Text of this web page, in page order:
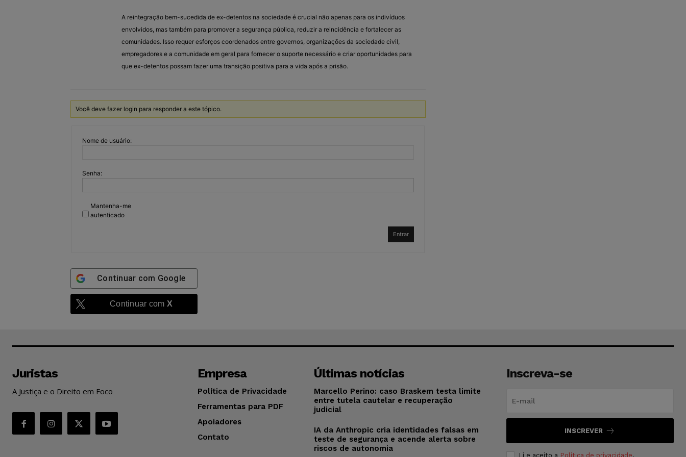
A reintegração bem-sucedida de ex-detentos na sociedade é crucial não apenas para os indivíduos
envolvidos, mas também para promover a segurança pública, reduzir a reincidência e fortalecer as
comunidades. Isso requer esforços coordenados entre governos, organizações da sociedade civil,
empregadores e a comunidade em geral para fornecer o suporte necessário e criar oportunidades para
que ex-detentos possam fazer uma transição positiva para a vida após a prisão.
Você deve fazer login para responder a este tópico.
Nome de usuário:
Senha:
Mantenha-me
autenticado
Entrar
Continuar com Google
Continuar com X
Juristas
A Justiça e o Direito em Foco
Empresa
Política de Privacidade
Ferramentas para PDF
Apoiadores
Contato
Últimas notícias
Marcello Perino: caso Braskem testa limite
entre tutela cautelar e recuperação
judicial
IA da Anthropic cria identidades falsas em
teste de segurança e acende alerta sobre
riscos de autonomia
Inscreva-se
INSCREVER
Li e aceito a Política de privacidade.